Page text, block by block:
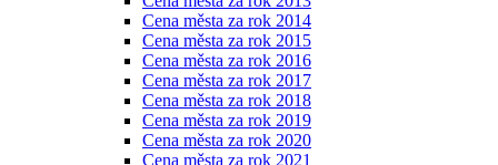
Cena města za rok 2014
Cena města za rok 2015
Cena města za rok 2016
Cena města za rok 2017
Cena města za rok 2018
Cena města za rok 2019
Cena města za rok 2020
Cena města za rok 2021